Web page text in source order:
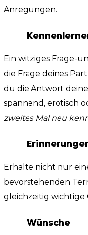
Anregungen.
Ein witziges Frage-
die Frage deines
du die Antwort
spannend, erotisch
zweites Mal neu
Erhalte nicht nur
bevorstehenden
gleichzeitig wichtige
Wünsche